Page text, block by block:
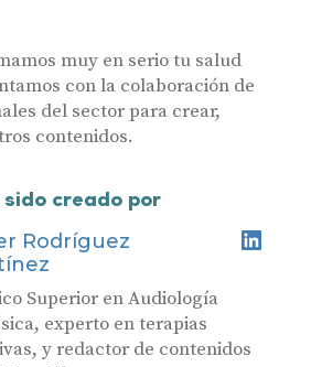
muy en serio tu salud
con la colaboración de
del sector para crear,
contenidos.
creado por
Rodríguez
Superior en Audiología
experto en terapias
y redactor de contenidos
comerciales por parte de Miaudífono
de uso.
Contáctanos